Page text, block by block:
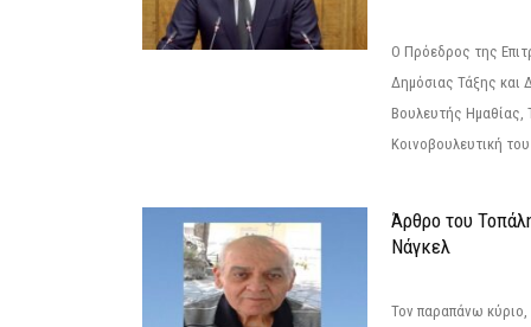
Ο Πρόεδρος της
Δημόσιας Τάξης και
Βουλευτής
Κοινοβουλευτική
Άρθρο του
Νάγκελ
Τον παραπάνω